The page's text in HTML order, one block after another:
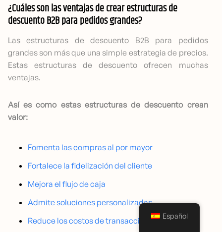
¿Cuáles son las ventajas de crear estructuras de
descuento B2B para pedidos grandes?
Las estructuras de descuento B2B para pedidos
grandes son más que una simple estrategia de precios.
Estas estructuras de descuento ofrecen muchas
ventajas.
Así es como estas estructuras de descuento crean
valor:
Fomenta las compras al por mayor
Fortalece la fidelización del cliente
Mejora el flujo de caja
Admite soluciones personalizadas
Reduce los costos de transacción
Español